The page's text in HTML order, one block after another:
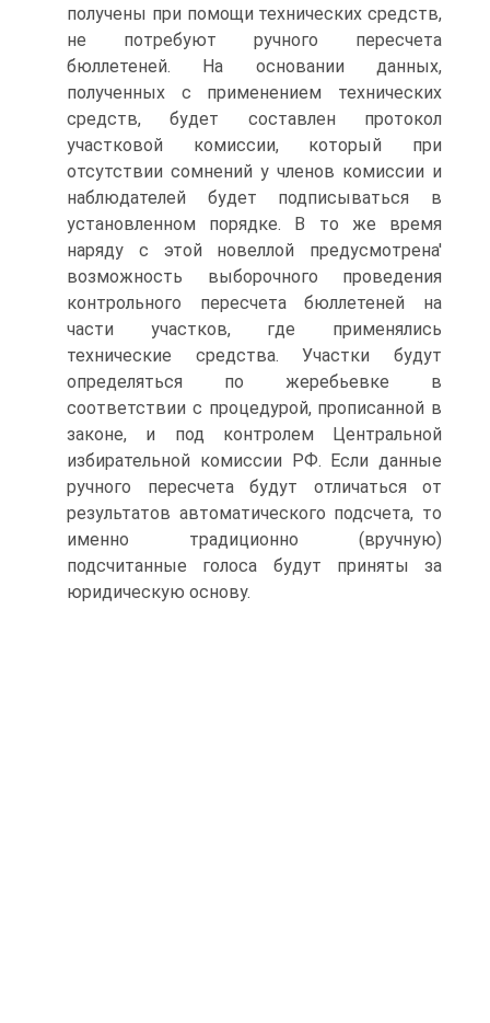
получены при помощи технических средств,
не потребуют ручного пересчета
бюллетеней. На основании данных,
полученных с применением технических
средств, будет составлен протокол
участковой комиссии, который при
отсутствии сомнений у членов комиссии и
наблюдателей будет подписываться в
установленном порядке. В то же время
наряду с этой новеллой предусмотрена'
возможность выборочного проведения
контрольного пересчета бюллетеней на
части участков, где применялись
технические средства. Участки будут
определяться по жеребьевке в
соответствии с процедурой, прописанной в
законе, и под контролем Центральной
избирательной комиссии РФ. Если данные
ручного пересчета будут отличаться от
результатов автоматического подсчета, то
именно традиционно (вручную)
подсчитанные голоса будут приняты за
юридическую основу.